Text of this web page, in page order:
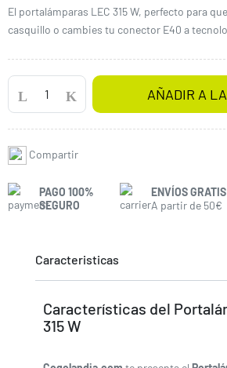
El portalámparas LEC 315 W, perfecto para
casquillo o cambies tu conector E40 a
AÑADIR A
Compartir
PAGO 100%
SEGURO
ENVÍOS GRATIS
A partir de 50€
Caracteristicas
Características del
315 W